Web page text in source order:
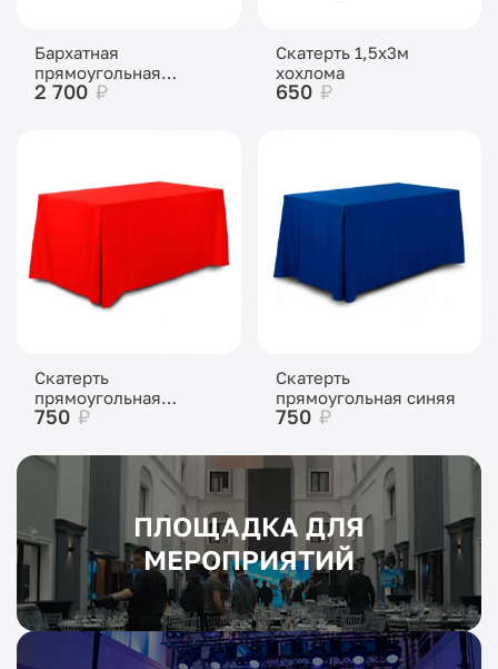
Бархатная
прямоугольная
скатерть Темный
2 700₽
Скатерть 1,5x3м
хохлома
650 ₽
Скатерть
прямоугольная
красная
750 ₽
Скатерть
прямоугольная синяя
750 ₽
ПЛОЩАДКА ДЛЯ
МЕРОПРИЯТИЙ